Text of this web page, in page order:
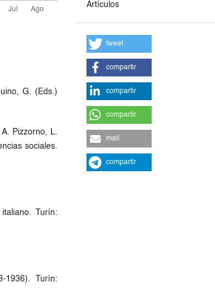
G. (Eds.)
Pizzorno, L.
sociales.
Turín:
1936). Turín:
Artículos
tweet
compartir
compartir
compartir
mail
compartir